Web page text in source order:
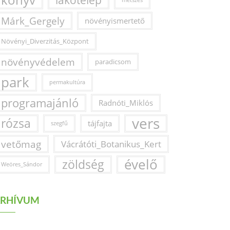
Márk_Gergely növényismertető
Növényi_Diverzitás_Központ
növényvédelem paradicsom
park permakultúra
programajánló Radnóti_Miklós
rózsa szegfű tájfajta vers
vetőmag Vácrátóti_Botanikus_Kert
Weöres_Sándor zöldség évelő